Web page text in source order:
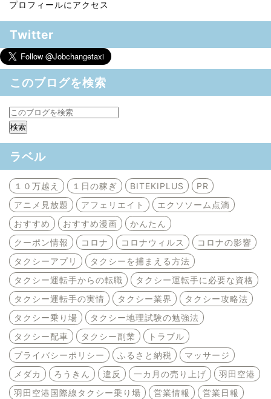
プロフィールにアクセス
Twitter
このブログを検索
ラベル
１０万越え １日の稼ぎ BITEKIPLUS
PR
アニメ見放題
アフェリエイト
エクソソーム点滴
おすすめ
おすすめ漫画
かんたん
クーポン情報
コロナ コロナウィルス
コロナの影響
タクシーアプリ
タクシーを捕まえる方法
タクシー運転手からの転職
タクシー運転手に必要な資格
タクシー運転手の実情
タクシー業界
タクシー攻略法
タクシー乗り場
タクシー地理試験の勉強法
タクシー配車
タクシー副業
トラブル
プライバシーポリシー
ふるさと納税
マッサージ
メダカ
ろうきん 違反 一カ月の売り上げ
羽田空港
羽田空港国際線タクシー乗り場
営業情報
営業日報